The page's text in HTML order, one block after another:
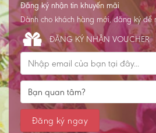
Đăng ký nhận tin khuyến mãi
Dành cho khách hàng mới, đăng ký để
ĐĂNG KÝ NHẬN VOUCHER